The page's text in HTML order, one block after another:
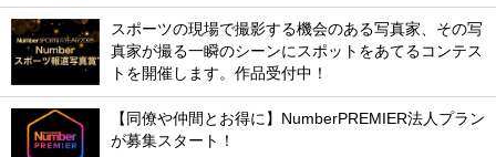
スポーツの現場で撮影する機会のある写真家、その写
真家が撮る一瞬のシーンにスポットをあてるコンテス
トを開催します。作品受付中！
【同僚や仲間とお得に】NumberPREMIER法人プラン
が募集スタート！